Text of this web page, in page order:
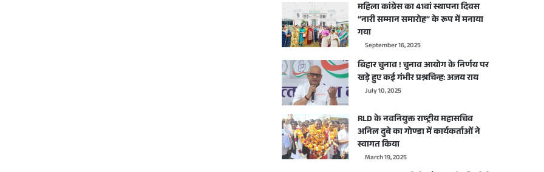
महिला कांग्रेस का 41वां स्थापना दिवस
“नारी सम्मान समारोह” के रूप में मनाया
गया
September 16, 2025
बिहार चुनाव ! चुनाव आयोग के निर्णय पर
खड़े हुए कई गंभीर प्रश्नचिन्ह: अजय राय
July 10, 2025
RLD के नवनियुक्त राष्ट्रीय महासचिव
अनिल दुबे का गोण्डा में कार्यकर्ताओं ने
स्वागत किया
March 19, 2025